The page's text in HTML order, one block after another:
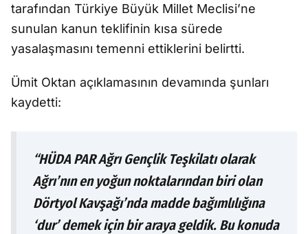
tarafından Türkiye Büyük Millet Meclisi’ne
sunulan kanun teklifinin kısa sürede
yasalaşmasını temenni ettiklerini belirtti.
Ümit Oktan açıklamasının devamında şunları
kaydetti:
“HÜDA PAR Ağrı Gençlik Teşkilatı olarak
Ağrı’nın en yoğun noktalarından biri olan
Dörtyol Kavşağı’nda madde bağımlılığına
‘dur’ demek için bir araya geldik. Bu konuda